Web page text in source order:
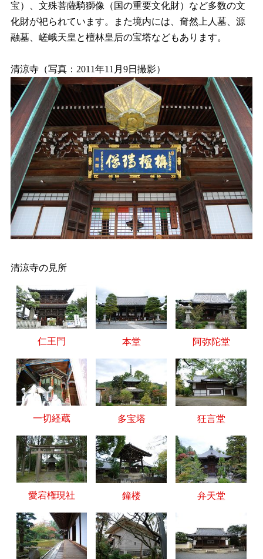
宝）、文殊菩薩騎獅像（国の重要文化財）など多数の文
化財が祀られています。また境内には、奝然上人墓、源
融墓、嵯峨天皇と檀林皇后の宝塔などもあります。
清涼寺（写真：2011年11月9日撮影）
清涼寺の見所
仁王門 本堂 阿弥陀堂
一切経蔵 多宝塔 狂言堂
愛宕権現社 鐘楼 弁天堂